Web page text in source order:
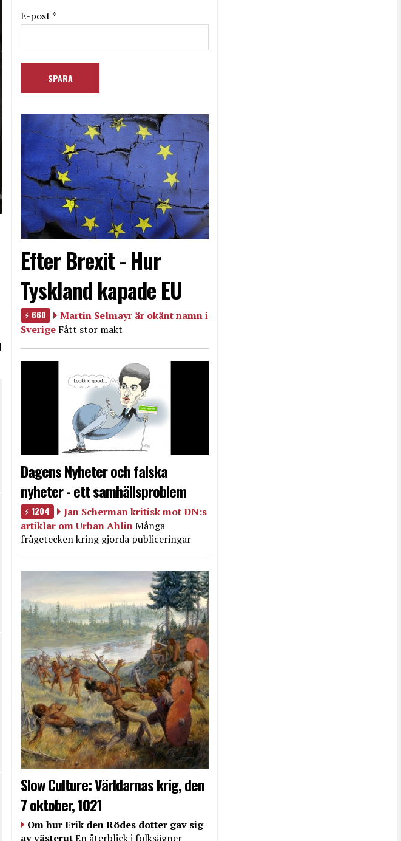
E-post *
Efter Brexit - Hur
Tyskland kapade EU
660
Martin Selmayr är okänt namn i
Sverige Fått stor makt
Dagens Nyheter och falska
nyheter - ett samhällsproblem
1204
Jan Scherman kritisk mot DN:s
artiklar om Urban AhlinMånga
frågetecken kring gjorda publiceringar
Slow Culture: Världarnas krig, den
7 oktober, 1021
Om hur Erik den Rödes dotter gav sig
av västerutEn återblick i folksägner